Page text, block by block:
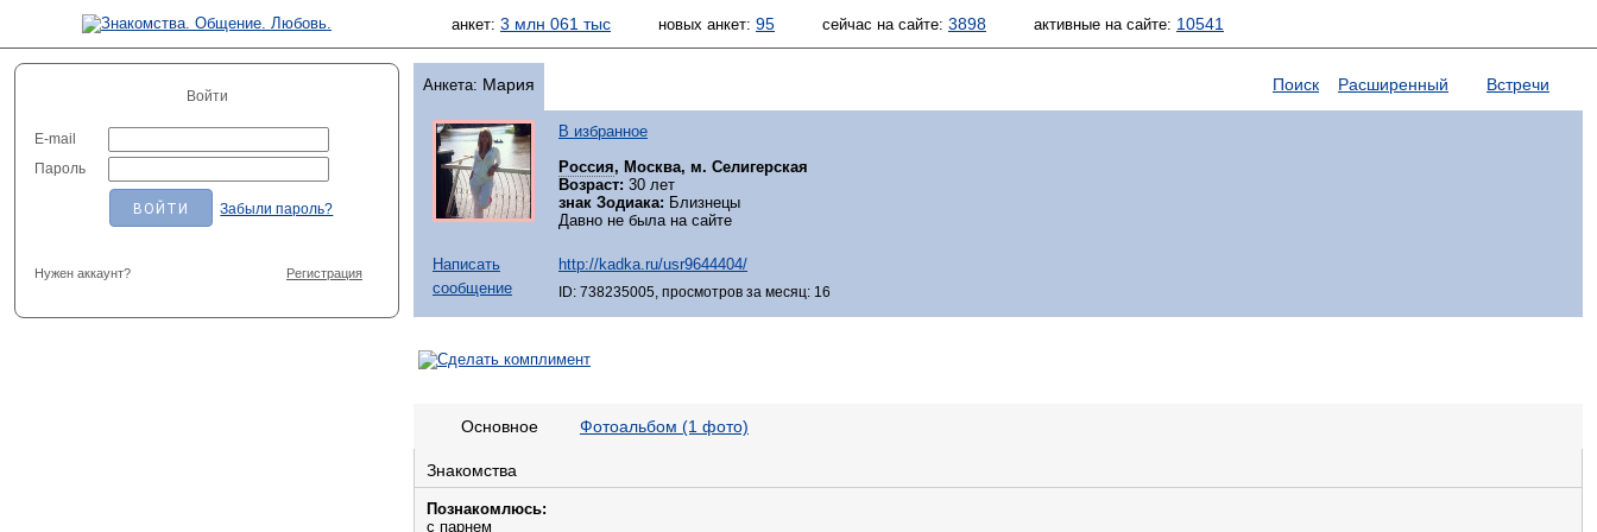
анкет: 3 млн 061 тыс новых анкет: 95 сейчас на сайте: 3898 активные на сайте: 10541
Войти
E-mail
Пароль
Забыли пароль?
Нужен аккаунт? Регистрация
Анкета: Мария Поиск Расширенный Встречи
В избранное
Россия, Москва, м. Селигерская
Возраст: 30 лет
знак Зодиака: Близнецы
Давно не была на сайте
Написать
сообщение
http://kadka.ru/usr9644404/
ID: 738235005, просмотров за месяц: 16
Основное Фотоальбом (1 фото)
Знакомства
Познакомлюсь:
с парнем